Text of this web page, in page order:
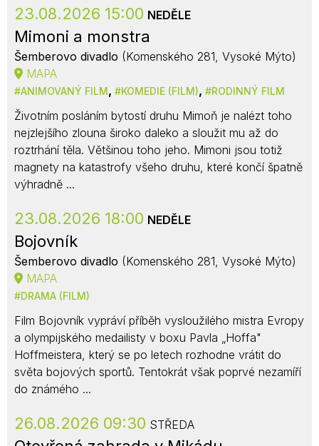
23.08.2026 15:00 NEDĚLE
Mimoni a monstra
Šemberovo divadlo (Komenského 281, Vysoké Mýto)
MAPA
ANIMOVANÝ FILM, KOMEDIE (FILM), RODINNÝ FILM
Životním posláním bytostí druhu Mimoň je nalézt toho
nejzlejšího zlouna široko daleko a sloužit mu až do
roztrhání těla. Většinou toho jeho. Mimoni jsou totiž
magnety na katastrofy všeho druhu, které končí špatně
výhradně ...
23.08.2026 18:00 NEDĚLE
Bojovník
Šemberovo divadlo (Komenského 281, Vysoké Mýto)
MAPA
DRAMA (FILM)
Film Bojovník vypráví příběh vysloužilého mistra Evropy
a olympijského medailisty v boxu Pavla „Hoffa"
Hoffmeistera, který se po letech rozhodne vrátit do
světa bojových sportů. Tentokrát však poprvé nezamíří
do známého ...
26.08.2026 09:30 STŘEDA